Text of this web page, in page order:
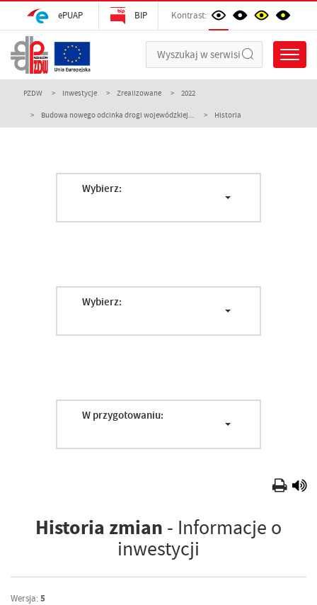
ePUAP BIP Kontrast:
PZDW Inwestycje Zrealizowane 2022
Budowa nowego odcinka drogi wojewódzkiej... Historia
Wybierz:
Wybierz:
W przygotowaniu:
Historia zmian - Informacje o
inwestycji
Wersja:5